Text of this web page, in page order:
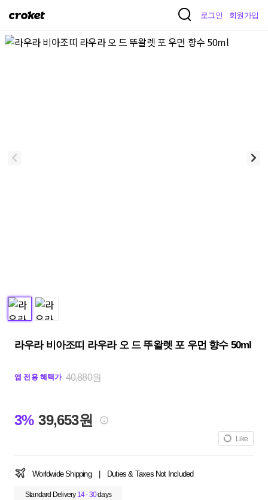
크
켓
로그인 회원가입
라우라 비아조띠 라우라 오 드 뚜왈렛 포 우먼 향수 50ml
앱 전용 혜택가 40,880원
3% 39,653원
Like
Worldwide Shipping Duties & Taxes Not Included
Standard Delivery 14 - 30days